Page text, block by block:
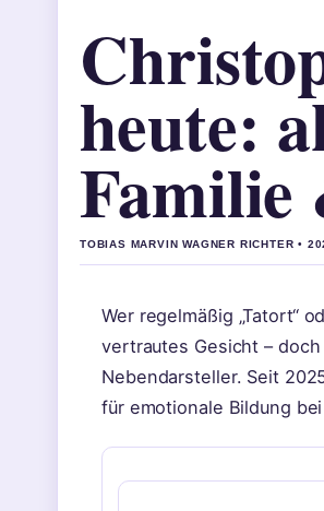
heute:
TOBIAS MARVIN WAGNER RICHTER •
Wer regelmäßig „Tatort“
vertrautes Gesicht –
Nebendarsteller. Seit
für emotionale Bildung